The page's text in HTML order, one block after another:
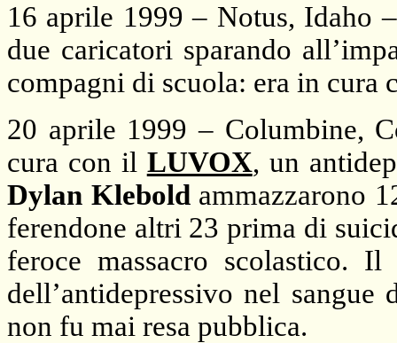
16 aprile 1999 – Notus, Idaho
due caricatori sparando
compagni di scuola: era in cura
20 aprile 1999 – Columbine,
cura con il LUVOX, un
Dylan Kleboldammazzarono
ferendone altri 23 prima di
feroce massacro scolastico.
dell’antidepressivo nel
non fu mai resa pubblica.